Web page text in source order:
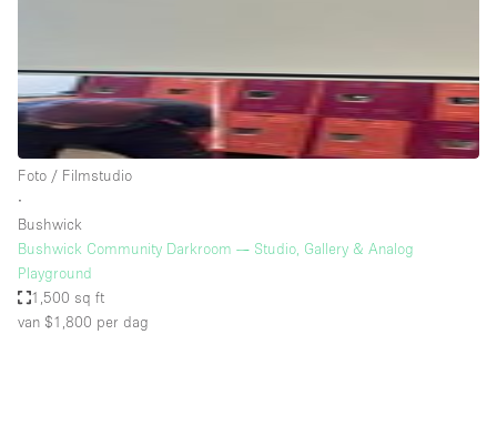
Unieke ruimte
Vergaderruimte
Vrachtwagen
Winkelruimte in winkelcentrum
Kenmerken ruimte
Foto / Filmstudio
∙
Bushwick
Bushwick Community Darkroom — Studio, Gallery & Analog
Playground
1,500 sq ft
van $1,800 per dag